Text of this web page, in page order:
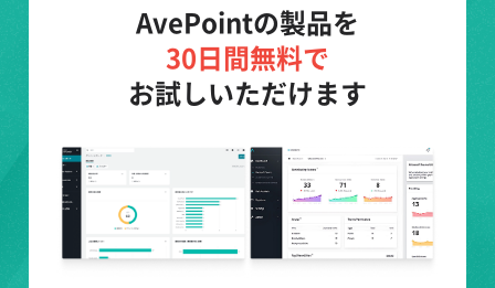
AvePointの製品を
30日間無料で
お試しいただけます